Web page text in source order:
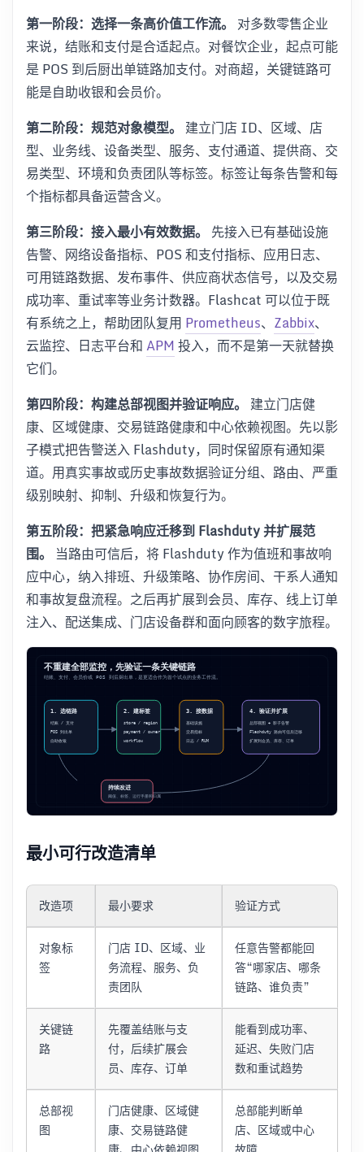
第一阶段：选择一条高价值工作流。 对多数零售企业
来说，结账和支付是合适起点。对餐饮企业，起点可能
是 POS 到后厨出单链路加支付。对商超，关键链路可
能是自助收银和会员价。
第二阶段：规范对象模型。 建立门店 ID、区域、店
型、业务线、设备类型、服务、支付通道、提供商、交
易类型、环境和负责团队等标签。标签让每条告警和每
个指标都具备运营含义。
第三阶段：接入最小有效数据。 先接入已有基础设施
告警、网络设备指标、POS 和支付指标、应用日志、
可用链路数据、发布事件、供应商状态信号，以及交易
成功率、重试率等业务计数器。Flashcat 可以位于既
有系统之上，帮助团队复用 Prometheus、 Zabbix、
云监控、日志平台和APM投入，而不是第一天就替换
它们。
第四阶段：构建总部视图并验证响应。 建立门店健
康、区域健康、交易链路健康和中心依赖视图。先以影
子模式把告警送入 Flashduty，同时保留原有通知渠
道。用真实事故或历史事故数据验证分组、路由、严重
级别映射、抑制、升级和恢复行为。
第五阶段：把紧急响应迁移到 Flashduty 并扩展范
围。 当路由可信后，将 Flashduty 作为值班和事故响
应中心，纳入排班、升级策略、协作房间、干系人通知
和事故复盘流程。之后再扩展到会员、库存、线上订单
注入、配送集成、门店设备群和面向顾客的数字旅程。
最小可行改造清单
改造项 最小要求 验证方式
对象标
签
门店 ID、区域、业
务流程、服务、负
责团队
任意告警都能回
答“哪家店、哪条
链路、谁负责”
关键链
路
先覆盖结账与支
付，后续扩展会
员、库存、订单
能看到成功率、
延迟、失败门店
数和重试趋势
总部视
图
门店健康、区域健
康、交易链路健
总部能判断单
店、区域或中心